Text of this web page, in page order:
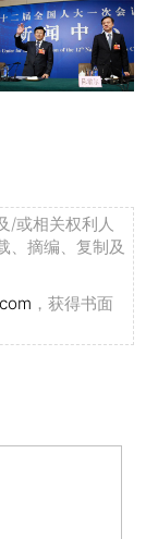
/或相关权利人
、摘编、复制及
，获得书面